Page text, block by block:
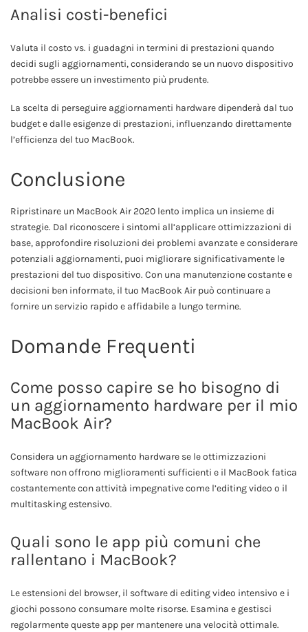
Analisi costi-benefici
Valuta il costo vs. i guadagni in termini di prestazioni quando
decidi sugli aggiornamenti, considerando se un nuovo dispositivo
potrebbe essere un investimento più prudente.
La scelta di perseguire aggiornamenti hardware dipenderà dal tuo
budget e dalle esigenze di prestazioni, influenzando direttamente
l’efficienza del tuo MacBook.
Conclusione
Ripristinare un MacBook Air 2020 lento implica un insieme di
strategie. Dal riconoscere i sintomi all’applicare ottimizzazioni di
base, approfondire risoluzioni dei problemi avanzate e considerare
potenziali aggiornamenti, puoi migliorare significativamente le
prestazioni del tuo dispositivo. Con una manutenzione costante e
decisioni ben informate, il tuo MacBook Air può continuare a
fornire un servizio rapido e affidabile a lungo termine.
Domande Frequenti
Come posso capire se ho bisogno di
un aggiornamento hardware per il mio
MacBook Air?
Considera un aggiornamento hardware se le ottimizzazioni
software non offrono miglioramenti sufficienti e il MacBook fatica
costantemente con attività impegnative come l’editing video o il
multitasking estensivo.
Quali sono le app più comuni che
rallentano i MacBook?
Le estensioni del browser, il software di editing video intensivo e i
giochi possono consumare molte risorse. Esamina e gestisci
regolarmente queste app per mantenere una velocità ottimale.